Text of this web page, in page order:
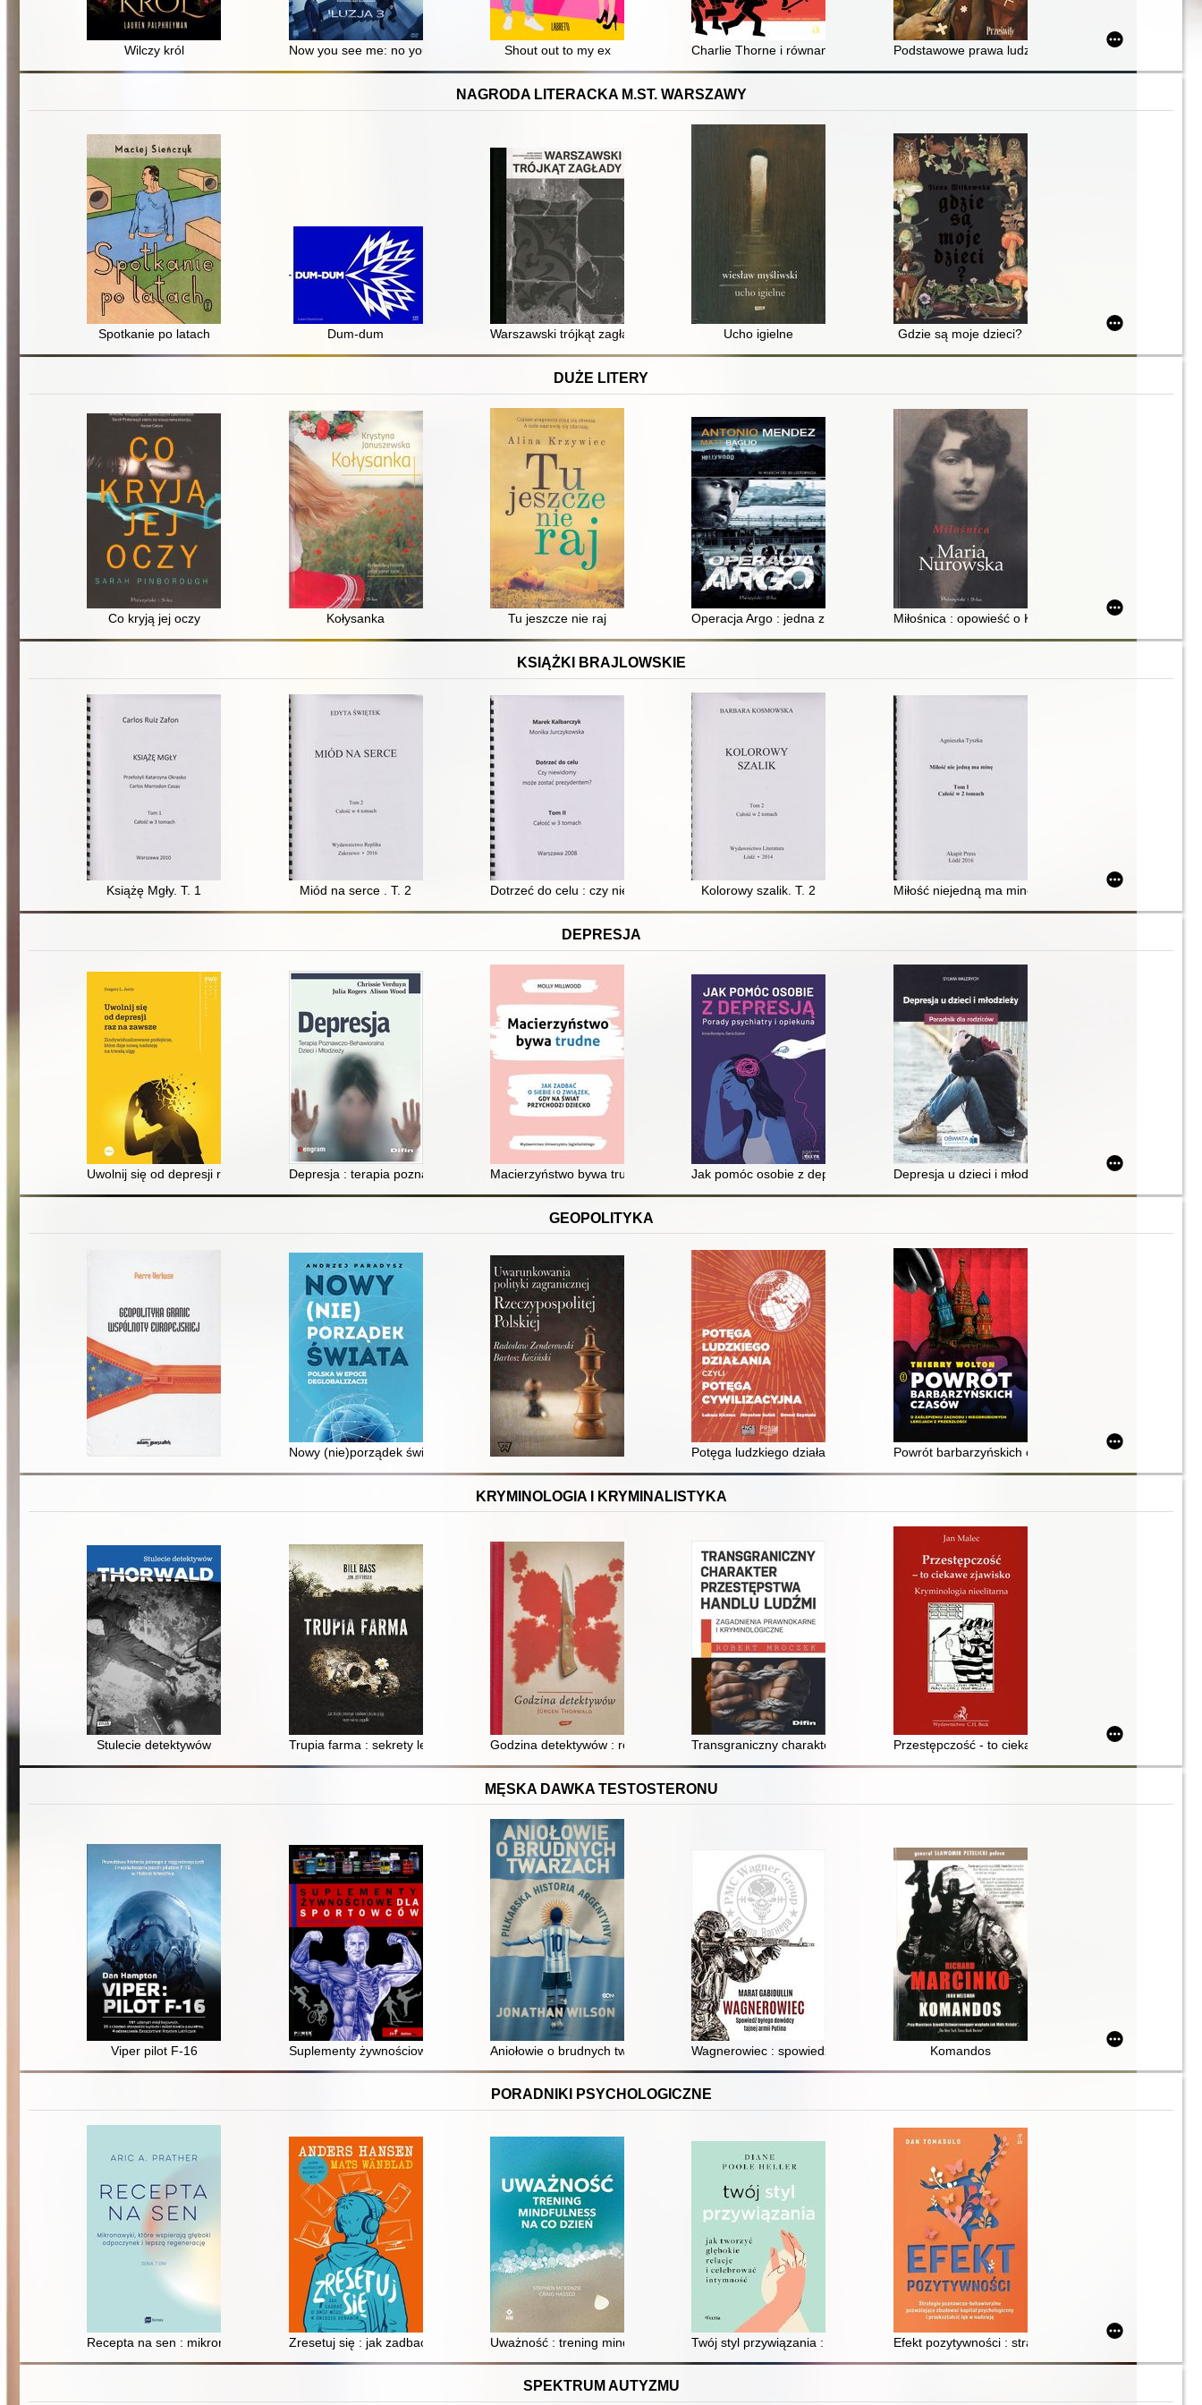
Wilczy król Now you see me: no you don't = Iluzja 3Shout out to my ex Charlie Thorne i równanie Einsteina Podstawowe prawa ludzkiej głupoty
NAGRODA LITERACKA M.ST. WARSZAWY
Spotkanie po latach Dum-dum Warszawski trójkąt zagłady Ucho igielne Gdzie są moje dzieci?
DUŻE LITERY
Co kryją jej oczy Kołysanka Tu jeszcze nie raj Operacja Argo : jedna z najbardziej brawurowych akcji ratunkowych w historii CIA i
Miłośnica : opowieść o Krystynie Skrabek
KSIĄŻKI BRAJLOWSKIE
Książę Mgły. T. 1 Miód na serce . T. 2 Dotrzeć do celu : czy niewidomy może zostać prezydentem?. T. 2
Kolorowy szalik. T. 2 Miłość niejedną ma minę. T. 1
DEPRESJA
Uwolnij się od depresji raz na zawsze : zindywidualizowane podejście, które daje nową nadzieję na trwałą ulgę
Depresja : terapia poznawczo-behawioralna dzieci i młodzieżyMacierzyństwo bywa trudne : jak zadbać o siebie i związek, gdy na świat przychodzi dziecko
Jak pomóc osobie z depresją? : porady psychiatry i opiekunaDepresja u dzieci i młodzieży : poradnik dla rodziców
GEOPOLITYKA
Nowy (nie)porządek świata : Polska w epoce deglobalizacji Potęga ludzkiego działania czyli potęga cywilizacyjnaPowrót barbarzyńskich czasów : o zaślepieniu
KRYMINOLOGIA I KRYMINALISTYKA
Stulecie detektywów Trupia farma : sekrety legendarnego laboratorium sądowego, gdzie zmarli opowiadają swoje historie
Godzina detektywów : rozwój i kariera kryminalistykiTransgraniczny charakter przestępstwa handlu ludźmi : zagadnienia prawnokarne i
Przestępczość - to ciekawe zjawisko : kryminologia
MĘSKA DAWKA TESTOSTERONU
Viper pilot F-16 Suplementy żywnościowe dla sportowcówAniołowie o brudnych twarzach : piłkarska historia ArgentynyWagnerowiec : spowiedź byłego dowódcy tajnej armii Putina
Komandos
PORADNIKI PSYCHOLOGICZNE
Recepta na sen : mikronawyki, które wspierają głęboki odpoczynek i lepszą regenerację
Zresetuj się : jak zadbać o swój mózg w świecie ekranówUważność : trening mindfulness na co dzieńTwój styl przywiązania : jak stworzyć głębokie relacje i celebrować intymność
Efekt pozytywności : strategie poznawczo-
SPEKTRUM AUTYZMU